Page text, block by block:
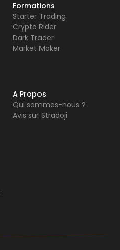
Formations
Starter Trading
Crypto Rider
Dark Trader
Market Maker
A Propos
Qui sommes-nous ?
Avis sur Stradoji